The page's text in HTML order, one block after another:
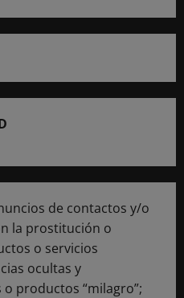
de contactos y/o
la prostitución o
o servicios
ocultas y
productos “milagro”;